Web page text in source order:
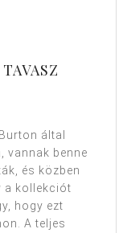
által
vannak benne
és közben
a kollekciót
hogy ezt
A teljes